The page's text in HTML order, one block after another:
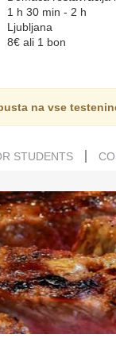
1 h 30 min - 2 h
Ljubljana
8€ ali 1 bon
na vse
STUDENTS